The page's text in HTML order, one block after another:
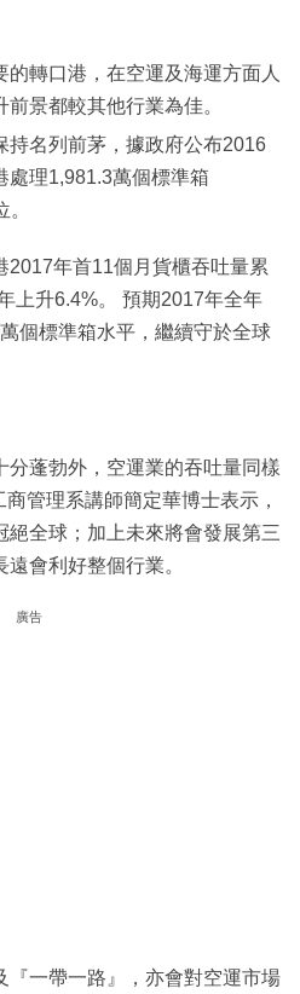
轉口港，在空運及海運方面人
景都較其他行業為佳。
持名列前茅，據政府公布2016
處理1,981.3萬個標準箱
2017年首11個月貨櫃吞吐量累
上升6.4%。 預期2017年全年
個標準箱水平，繼續守於全球
分蓬勃外，空運業的吞吐量同樣
管理系講師簡定華博士表示，
絕全球；加上未來將會發展第三
會利好整個行業。
廣告
『一帶一路』，亦會對空運市場